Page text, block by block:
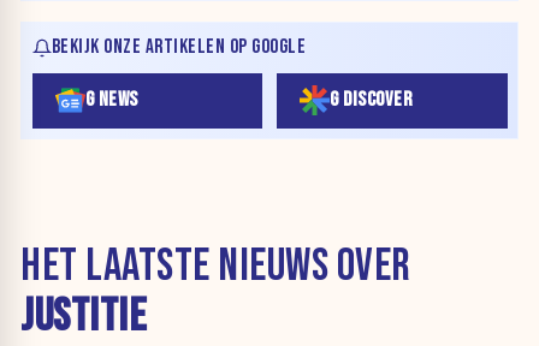
BEKIJK ONZE ARTIKELEN OP GOOGLE
G NEWS G DISCOVER
HET LAATSTE NIEUWS OVER
JUSTITIE